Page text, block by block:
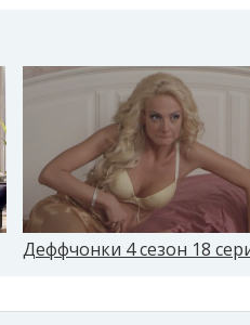
Деффчонки 4 сезон 18